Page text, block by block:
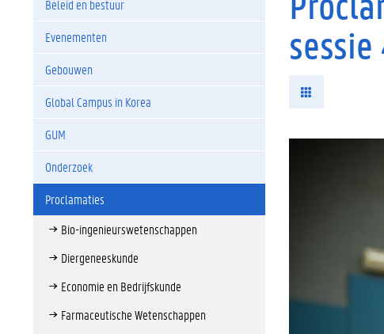
Beleid en bestuur
Evenementen
Gebouwen
Global Campus in Korea
GUM
Onderzoek
Proclamaties
Bio-ingenieurswetenschappen
Diergeneeskunde
Economie en Bedrijfskunde
Farmaceutische Wetenschappen
sessie